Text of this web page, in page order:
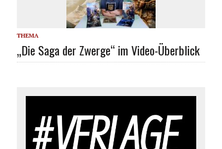
THEMA
„Die Saga der Zwerge“ im Video-Überblick